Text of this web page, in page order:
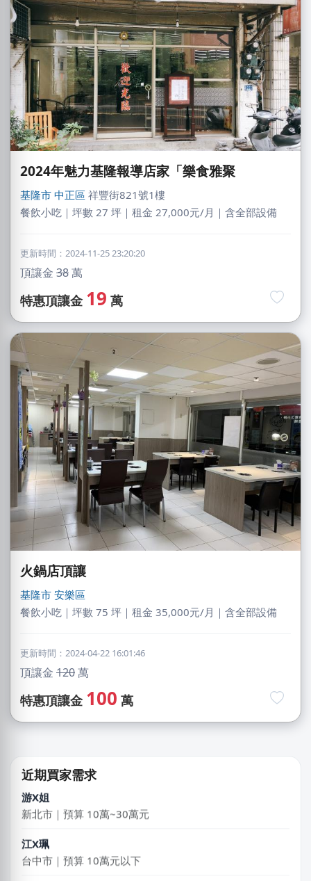
2024年魅力基隆報導店家「樂食雅聚
基隆市 中正區 祥豐街821號1樓
餐飲小吃｜坪數 27 坪｜租金 27,000元/月｜含全部設備
更新時間：2024-11-25 23:20:20
頂讓金 38萬
特惠頂讓金 19 萬
火鍋店頂讓
基隆市 安樂區
餐飲小吃｜坪數 75 坪｜租金 35,000元/月｜含全部設備
更新時間：2024-04-22 16:01:46
頂讓金 120萬
特惠頂讓金 100 萬
近期買家需求
LXone
新北市｜預算 10萬~30萬元
江X珮
陳X文